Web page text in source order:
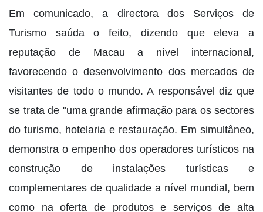
Em comunicado, a directora dos Serviços de
Turismo saúda o feito, dizendo que eleva a
reputação de Macau a nível internacional,
favorecendo o desenvolvimento dos mercados de
visitantes de todo o mundo. A responsável diz que
se trata de "uma grande afirmação para os sectores
do turismo, hotelaria e restauração. Em simultâneo,
demonstra o empenho dos operadores turísticos na
construção de instalações turísticas e
complementares de qualidade a nível mundial, bem
como na oferta de produtos e serviços de alta